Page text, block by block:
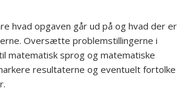
hvad opgaven går ud på og hvad der er
Oversætte problemstillingerne i
matematisk sprog og matematiske
resultaterne og eventuelt fortolke